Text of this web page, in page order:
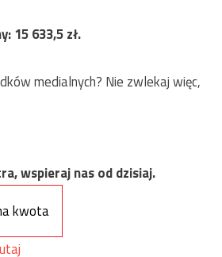
15 633,5zł.
medialnych? Nie zwlekaj więc,
wspieraj nas od dzisiaj.
kwota